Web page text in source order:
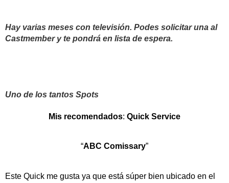
Hay varias meses con televisión. Podes solicitar una al
Castmember y te pondrá en lista de espera.
Uno de los tantos Spots
Mis recomendados: Quick Service
“ABC Comissary”
Este Quick me gusta ya que está súper bien ubicado en el